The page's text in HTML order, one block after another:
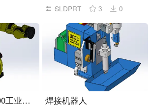
SLDPRT 3 0
发那科M-900iB700工业机器人 焊接机器人